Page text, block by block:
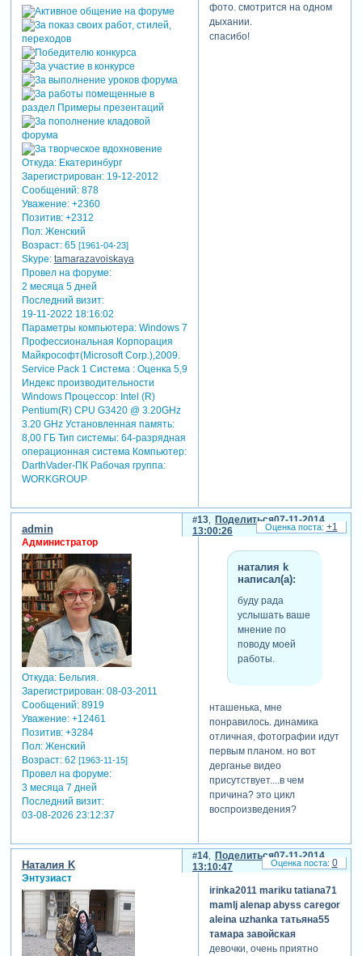
Откуда:Екатеринбург
Зарегистрирован: 19-12-2012
Сообщений:878
Уважение: +2360
Позитив: +2312
Пол:Женский
Возраст:65 [1961-04-23]
Skype: tamarazavoiskaya
Провел на форуме:
2 месяца 5 дней
Последний визит:
19-11-2022 18:16:02
Параметры компьютера:Windows 7
Профессиональная Корпорация
Майкрософт(Microsoft Corp.),2009.
Service Pack 1 Система : Оценка 5,9
Индекс производительности
Windows Процессор: Intel (R)
Pentium(R) CPU G3420 @ 3.20GHz
3.20 GHz Установленная память:
8,00 ГБ Тип системы: 64-разрядная
операционная система Компьютер:
DarthVader-ПК Рабочая группа:
WORKGROUP
фото. смотрится на одном
дыхании.
спасибо!
Поделиться
13
07-11-2014
13:00:26
admin
Администратор
Откуда:Бельгия.
Зарегистрирован: 08-03-2011
Сообщений:8919
Уважение: +12461
Позитив: +3284
Пол:Женский
Возраст:62 [1963-11-15]
Провел на форуме:
3 месяца 7 дней
Последний визит:
03-08-2026 23:12:37
наталия k
написал(а):
буду рада
услышать ваше
мнение по
поводу моей
работы.
нташенька, мне
понравилось. динамика
отличная, фотографии идут
первым планом. но вот
дерганье видео
присутствует....в чем
причина? это цикл
воспроизведения?
+1
Поделиться
14
07-11-2014
13:10:47
Наталия K
Энтузиаст
irinka2011 mariku tatiana71
mamlj alenap abyss caregor
aleina uzhanka татьяна55
тамара завойская
девочки, очень приятно
0